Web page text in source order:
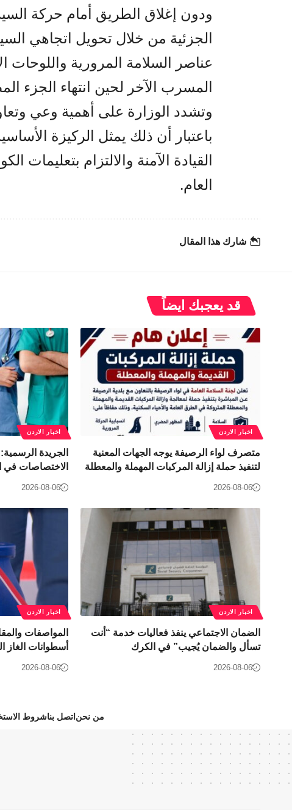
ودون إغلاق الطريق أمام حركة
الجزئية من خلال تحويل اتجاهي
عناصر السلامة المرورية واللوحات
المسرب الآخر لحين انتهاء الجزء
وتشدد الوزارة على أهمية وعي
باعتبار أن ذلك يمثل الركيزة
القيادة الآمنة والالتزام بتعليمات
العام.
شارك هذا المقال
قد يعجبك ايضاً
اخبار الاردن
متصرف لواء الرصيفة يوجه الجهات المعنية
لتنفيذ حملة إزالة المركبات المهملة والمعطلة
2026-08-06
اخبار الاردن
الجريدة
الاختصاصات في
2026-08-06
اخبار الاردن
الضمان الاجتماعي ينفذ فعاليات خدمة “أنت
تسأل والضمان يُجيب” في الكرك
2026-08-06
اخبار الاردن
المواصفات
أسطوانات الغاز
2026-08-06
من نحن اتصل بناشروط